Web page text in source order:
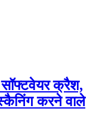
क्रैश,
करने वाले